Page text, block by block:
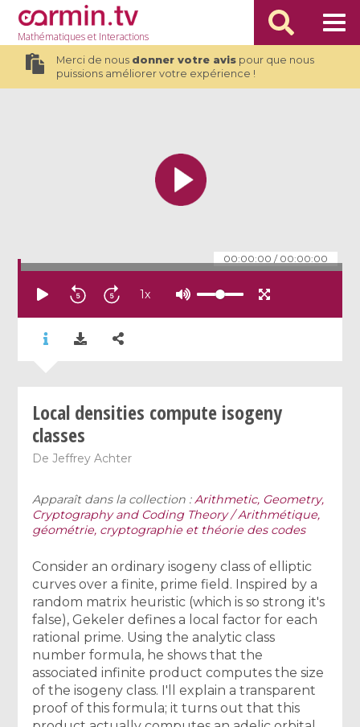
Mathématiqueset Interactions
Merci de nous donner votre avispour que nous
puissions améliorer votre expérience !
00:00:00 / 00:00:00
1x
Local densities compute isogeny
classes
DeJeffrey Achter
Apparaît dans la collection :Arithmetic, Geometry,
Cryptography and Coding Theory / Arithmétique,
géométrie, cryptographie et théorie des codes
Consider an ordinary isogeny class of elliptic
curves over a finite, prime field. Inspired by a
random matrix heuristic (which is so strong it's
false), Gekeler defines a local factor for each
rational prime. Using the analytic class
number formula, he shows that the
associated infinite product computes the size
of the isogeny class. I'll explain a transparent
proof of this formula; it turns out that this